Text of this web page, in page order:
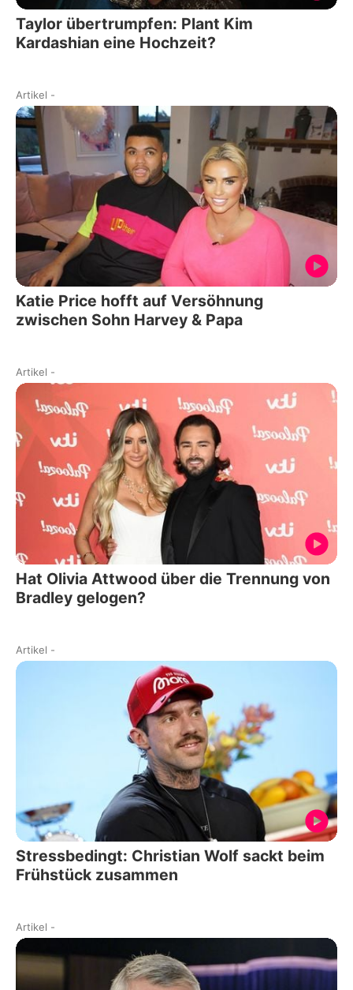
Taylor übertrumpfen: Plant Kim
Kardashian eine Hochzeit?
Artikel -
Katie Price hofft auf Versöhnung
zwischen Sohn Harvey & Papa
Artikel -
Hat Olivia Attwood über die Trennung von
Bradley gelogen?
Artikel -
Stressbedingt: Christian Wolf sackt beim
Frühstück zusammen
Artikel -